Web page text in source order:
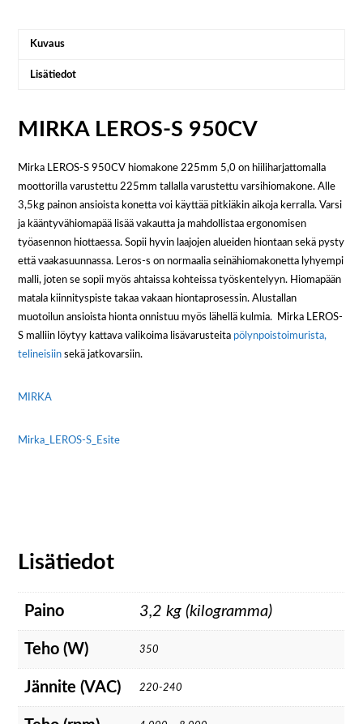
Kuvaus
Lisätiedot
MIRKA LEROS-S 950CV
Mirka LEROS-S 950CV hiomakone 225mm 5,0 on hiiliharjattomalla
moottorilla varustettu 225mm tallalla varustettu varsihiomakone. Alle
3,5kg painon ansioista konetta voi käyttää pitkiäkin aikoja kerralla. Varsi
ja kääntyvähiomapää lisää vakautta ja mahdollistaa ergonomisen
työasennon hiottaessa. Sopii hyvin laajojen alueiden hiontaan sekä pysty
että vaakasuunnassa. Leros-s on normaalia seinähiomakonetta lyhyempi
malli, joten se sopii myös ahtaissa kohteissa työskentelyyn. Hiomapään
matala kiinnityspiste takaa vakaan hiontaprosessin. Alustallan
muotoilun ansioista hionta onnistuu myös lähellä kulmia. Mirka LEROS-
S malliin löytyy kattava valikoima lisävarusteita pölynpoistoimurista,
telineisiin sekä jatkovarsiin.
MIRKA
Mirka_LEROS-S_Esite
Lisätiedot
Paino 3,2 kg (kilogramma)
Teho (W) 350
Jännite (VAC) 220-240